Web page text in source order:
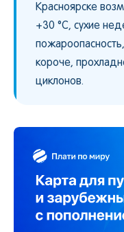
Красноярске
+30 °C, сухие
короче,
циклонов.